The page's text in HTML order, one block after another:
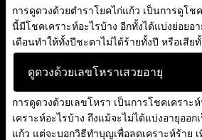
การดูดวงด้วยตำราโยคไก่แก้ว เป็นการดูโช
นี้มีโชคเคราะห์อะไรบ้าง อีกทั้งได้แบ่งย่อยอ
เดือนทำให้ทั้งปีชะตาไม่ได้ร้ายทั้งปี หรือเสีย
ดูดวงด้วยเลขโหราเสวยอายุ
การดูดวงด้วยเลขโหรา เป็นการโชคเครา
เคราะห์อะไรบ้าง ถึงแม้จะไม่ได้แบ่งอายุออ
แก้ว แต่จะบอกวิธีทำบุญเพื่อลดเคราะห์ร้าย